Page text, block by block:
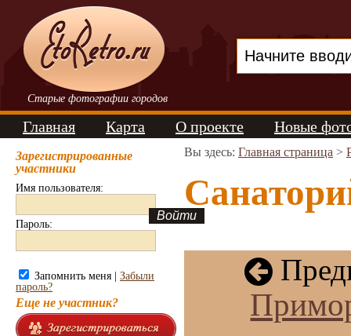
Старые фотографии городов
Главная Карта О проекте Новые
Зарегистрированные
участники
Имя пользователя:
Пароль:
Запомнить меня | Забыли
пароль?
Еще не участник?
Вы здесь: Главная страница >